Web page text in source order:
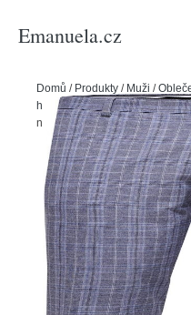
Emanuela.cz
Domů / Produkty / Muži /
hosty/Spodní díly/Chinos/
noční modrá / šedá